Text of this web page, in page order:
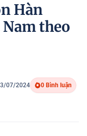
Hàn
theo
07/2024 0 Bình luận